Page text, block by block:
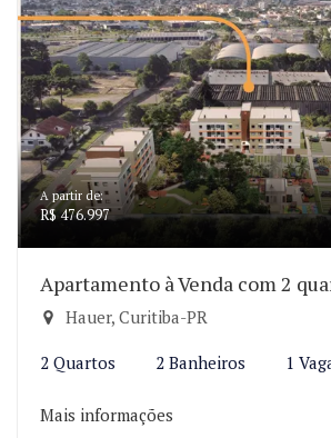
A partir de:
R$ 476.997
Apartamento à Venda com 2
Hauer, Curitiba-PR
2 Quartos 2 Banheiros 1
Mais informações